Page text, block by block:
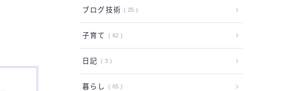
ブログ技術 25
子育て 62
日記 3
暮らし 65